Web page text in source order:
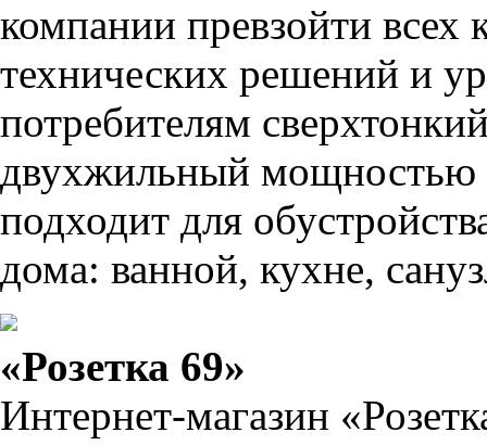
компании превзойти всех
технических решений и
потребителям
двухжильный мощностью
подходит для
дома: ванной, кухне,
«Розетка 69»
Интернет-магазин